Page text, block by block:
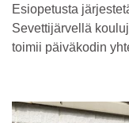
Esiopetusta
Sevettijärvellä
toimii päiväkodin